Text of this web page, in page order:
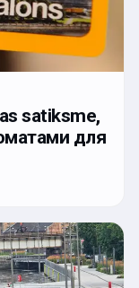
satiksme,
для